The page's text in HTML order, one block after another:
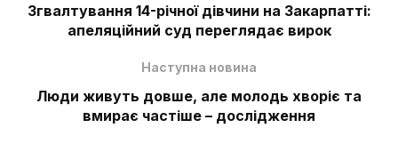
Згвалтування 14-річної дівчини на Закарпатті:
апеляційний суд переглядає вирок
Наступна новина
Люди живуть довше, але молодь хворіє та
вмирає частіше – дослідження